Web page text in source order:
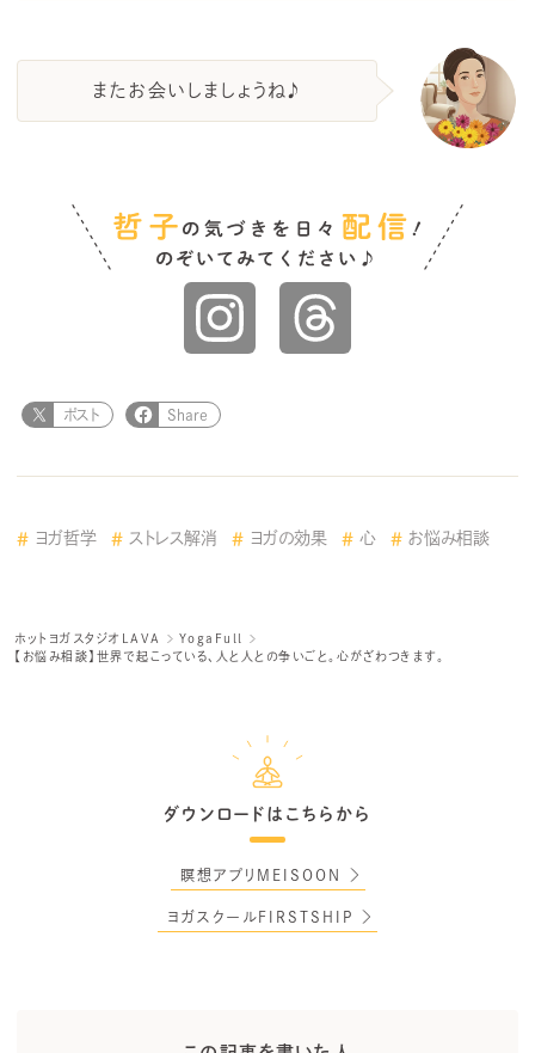
またお会いしましょうね♪
ポスト Share
ヨガ哲学 ストレス解消 ヨガの効果 心 お悩み相談
ホットヨガスタジオLAVA
YogaFull
【お悩み相談】世界で起こっている、人と人との争いごと。心がざわつきます。
ダウンロードはこちらから
瞑想アプリMEISOON
ヨガスクールFIRSTSHIP